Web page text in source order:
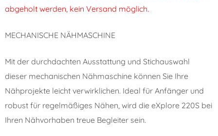
abgeholt werden, kein Versand möglich.
MECHANISCHE NÄHMASCHINE
Mit der durchdachten Ausstattung und Stichauswahl
dieser mechanischen Nähmaschine können Sie Ihre
Nähprojekte leicht verwirklichen. Ideal für Anfänger und
robust für regelmäßiges Nähen, wird die eXplore 220S bei
Ihren Nähvorhaben treue Begleiter sein.